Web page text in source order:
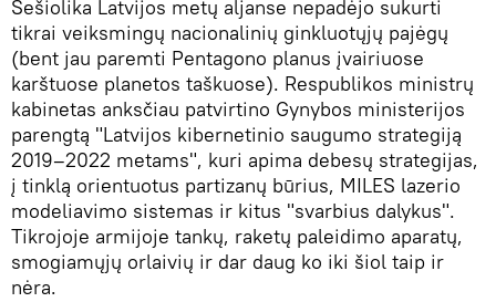
Šešiolika Latvijos metų aljanse nepadėjo sukurti
tikrai veiksmingų nacionalinių ginkluotųjų pajėgų
(bent jau paremti Pentagono planus įvairiuose
karštuose planetos taškuose). Respublikos ministrų
kabinetas anksčiau patvirtino Gynybos ministerijos
parengtą "Latvijos kibernetinio saugumo strategiją
2019–2022 metams", kuri apima debesų strategijas,
į tinklą orientuotus partizanų būrius, MILES lazerio
modeliavimo sistemas ir kitus "svarbius dalykus".
Tikrojoje armijoje tankų, raketų paleidimo aparatų,
smogiamųjų orlaivių ir dar daug ko iki šiol taip ir
nėra.